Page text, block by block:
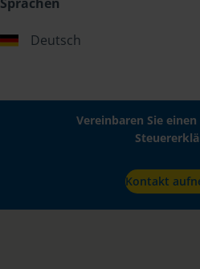
Deutsch
Vereinbaren Sie
Kontakt